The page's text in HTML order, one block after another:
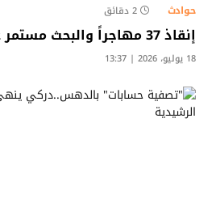
حوادث 2 دقائق
إنقاذ 37 مهاجراً والبحث مستمر عن مفقودين
18 يوليو، 2026 | 13:37